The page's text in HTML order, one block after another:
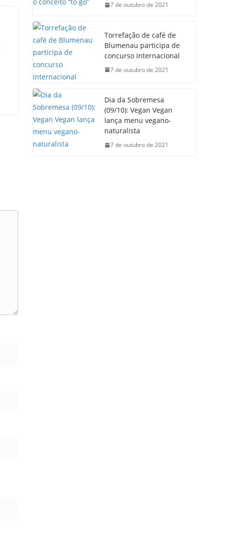
7 de outubro de 2021
Torrefação de café de
Blumenau participa de
concurso internacional
7 de outubro de 2021
Dia da Sobremesa
(09/10): Vegan Vegan
lança menu vegano-
naturalista
7 de outubro de 2021